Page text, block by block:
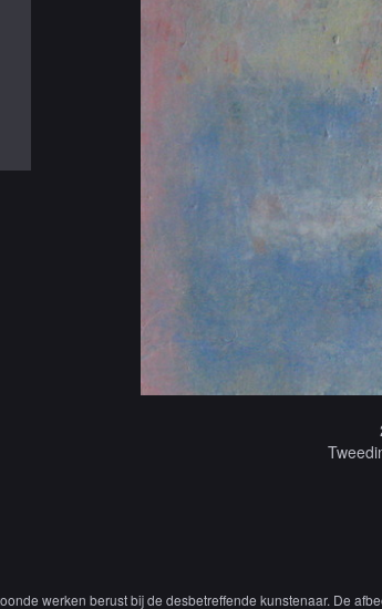
werken berust bij de desbetreffende kunstenaar. De